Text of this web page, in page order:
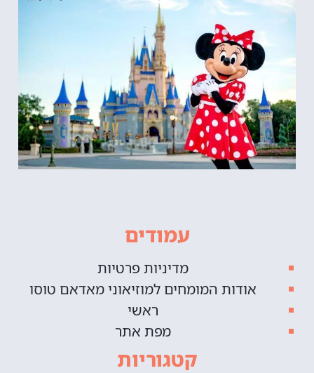
עמודים
מדיניות פרטיות
אודות המומחים למוזיאוני מאדאם טוסו
ראשי
מפת אתר
קטגוריות